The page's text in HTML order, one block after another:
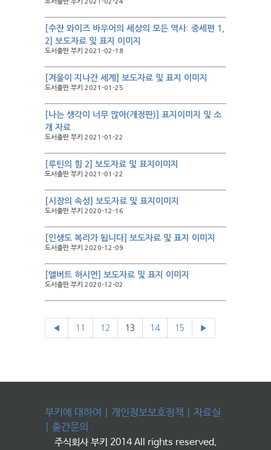
도서출판 부키 2021-02-24
[수잔 와이즈 바우어의 세상의 모든 역사: 중세편 1,
2] 보도자료 및 표지 이미지
도서출판 부키 2021-02-18
[겨울이 지나간 세계] 보도자료 및 표지 이미지
도서출판 부키 2021-01-25
[나는 생각이 너무 많아(개정판)] 표지이미지 및 소
개 자료
도서출판 부키 2021-01-22
[루틴의 힘 2] 보도자료 및 표지이미지
도서출판 부키 2021-01-22
[시장의 속성] 보도자료 및 표지이미지
도서출판 부키 2020-12-16
[인생도 복리가 됩니다] 보도자료 및 표지 이미지
도서출판 부키 2020-12-09
[앨버트 허시먼] 보도자료 및 표지 이미지
도서출판 부키 2020-12-02
◀ 11 12 13 14 15 ▶
부키에 대하여 개인정보보호정책
자료실
출간문의
주식회사 부키 2014 All rights reserved.